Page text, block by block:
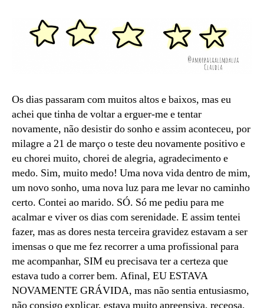
Os dias passaram com muitos altos e baixos, mas eu
achei que tinha de voltar a erguer-me e tentar
novamente, não desistir do sonho e assim aconteceu, por
milagre a 21 de março o teste deu novamente positivo e
eu chorei muito, chorei de alegria, agradecimento e
medo. Sim, muito medo! Uma nova vida dentro de mim,
um novo sonho, uma nova luz para me levar no caminho
certo. Contei ao marido. SÓ. Só me pediu para me
acalmar e viver os dias com serenidade. E assim tentei
fazer, mas as dores nesta terceira gravidez estavam a ser
imensas o que me fez recorrer a uma profissional para
me acompanhar, SIM eu precisava ter a certeza que
estava tudo a correr bem. Afinal, EU ESTAVA
NOVAMENTE GRÁVIDA, mas não sentia entusiasmo,
não consigo explicar, estava muito apreensiva, receosa,